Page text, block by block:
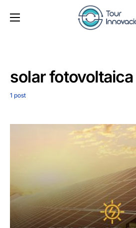
solar fotovoltaica
1 post